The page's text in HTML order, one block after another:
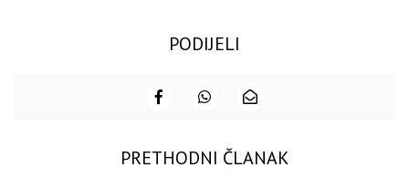
PODIJELI
PRETHODNI ČLANAK